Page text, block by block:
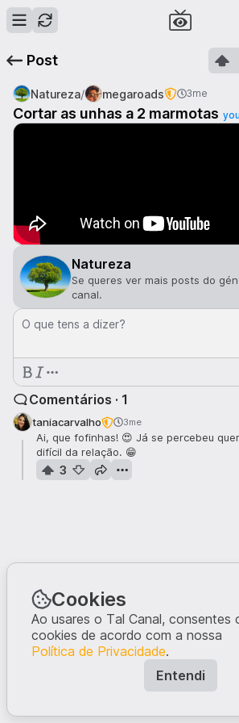
Post
Natureza/ megaroads 3me
Cortar as unhas a 2 marmotas
Natureza
Se queres ver mais posts do
canal.
O que tens a dizer?
Comentários · 1
taniacarvalho 3me
Ai, que fofinhas! 😍 Já se percebeu
difícil da relação. 😁
3
Cookies
Ao usares o Tal Canal, consentes
cookies de acordo com a nossa
Política de Privacidade.
Entendi